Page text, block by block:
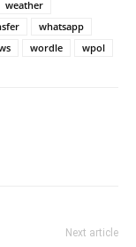
weather
whatsapp
wordle wpol
Next article